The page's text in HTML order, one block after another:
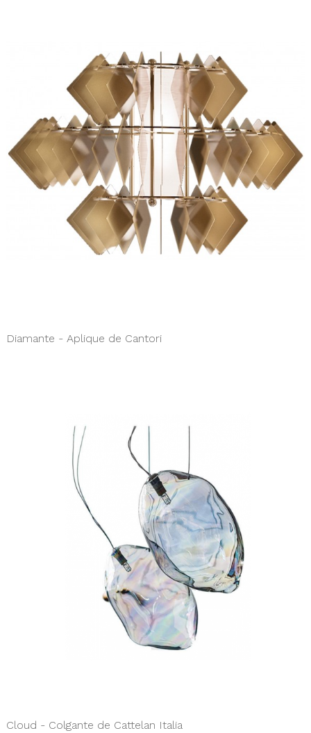
Diamante - Aplique de Cantori
Cloud - Colgante de Cattelan Italia